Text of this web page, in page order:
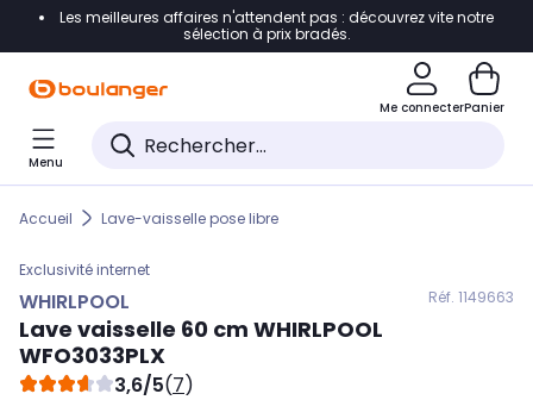
Accéder directement à la navigation
Accéder directement au pied de page
Accéder directement au chatbot
Les meilleures affaires n'attendent pas : découvrez vite notre
sélection à prix bradés.
Me connecterPanier
Menu
Accueil Lave-vaisselle pose libre
Exclusivité internet
WHIRLPOOL Réf. 1149663
Lave vaisselle 60 cm WHIRLPOOL
WFO3033PLX
3,6/5(7)